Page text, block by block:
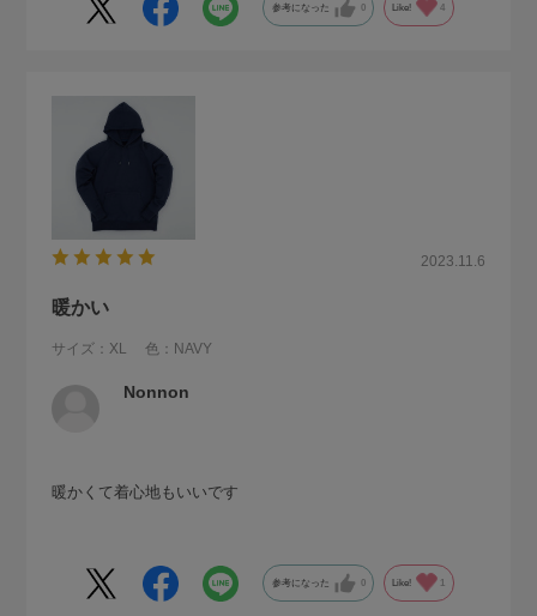
参考になった 0 Like! 4
2023.11.6
暖かい
サイズ：XL 色：NAVY
Nonnon
暖かくて着心地もいいです
参考になった 0 Like!